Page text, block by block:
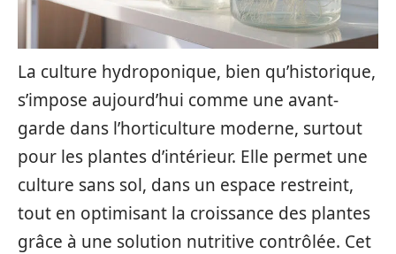
La culture hydroponique, bien qu’historique,
s’impose aujourd’hui comme une avant-
garde dans l’horticulture moderne, surtout
pour les plantes d’intérieur. Elle permet une
culture sans sol, dans un espace restreint,
tout en optimisant la croissance des plantes
grâce à une solution nutritive contrôlée. Cet